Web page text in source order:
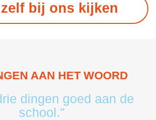
bij ons kijken
AAN HET WOORD
dingen goed aan de
school."